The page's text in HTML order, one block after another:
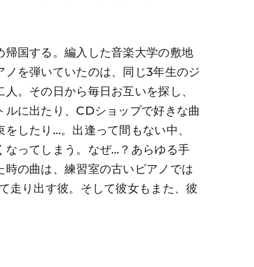
国する。編入した音楽大学の敷地
を弾いていたのは、同じ3年生のジ
。その日から毎日お互いを探し、
に出たり、CDショップで好きな曲
したり…。出逢って間もない中、
なってしまう。なぜ…？あらゆる手
の曲は、練習室の古いピアノでは
走り出す彼。そして彼女もまた、彼